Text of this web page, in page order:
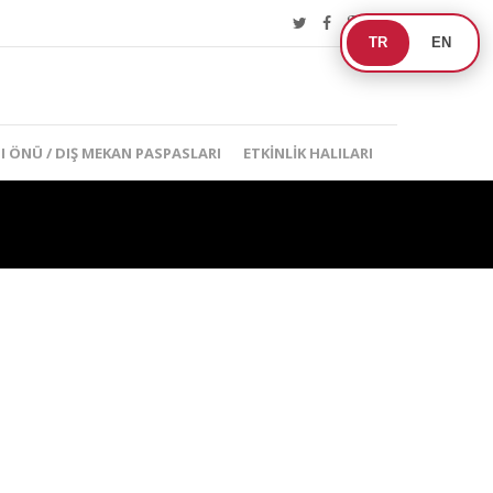
TR EN
ÖNÜ / DIŞ MEKAN PASPASLARI ETKINLIK HALILARI